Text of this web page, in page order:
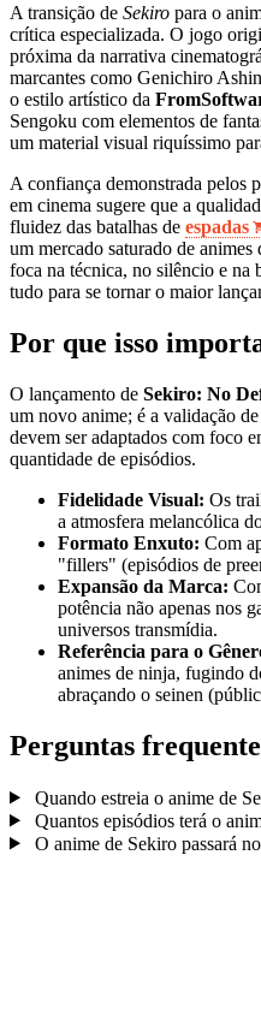
A transição de Sekiro para o
crítica especializada. O jogo
próxima da narrativa
marcantes como Genichiro
o estilo artístico da
Sengoku com elementos de
um material visual riquíssimo
A confiança demonstrada pelos
em cinema sugere que a
fluidez das batalhas de espadas
um mercado saturado de
foca na técnica, no silêncio e na
tudo para se tornar o maior
Por que isso
O lançamento de Sekiro: No
um novo anime; é a validação
devem ser adaptados com foco
quantidade de episódios.
Fidelidade Visual: Os
a atmosfera melancólica
Formato Enxuto: Com
"fillers" (episódios de
Expansão da Marca:
potência não apenas nos
universos transmídia.
Referência para o
animes de ninja, fugindo
abraçando o seinen
Perguntas
Quando estreia o anime de
Quantos episódios terá o
O anime de Sekiro passará